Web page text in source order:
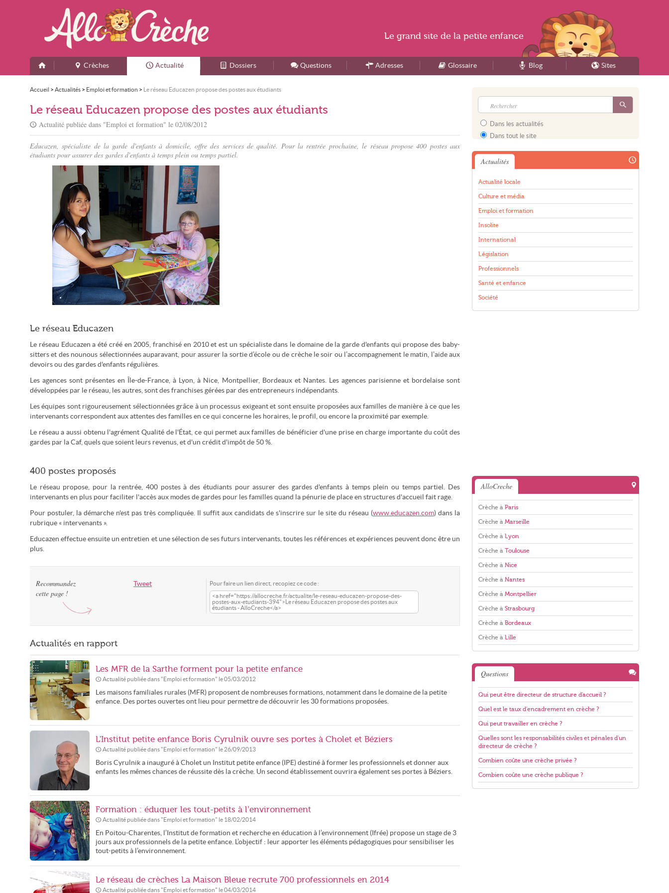
Accueil
Crèches Actualité Dossiers Questions Adresses Glossaire Blog Sites
Accueil > Actualités > Emploi et formation > Le réseau Educazen propose des postes aux étudiants
Le réseau Educazen propose des postes aux étudiants
Actualité publiée dans "Emploi et formation" le 02/08/2012
Educazen, spécialiste de la garde d'enfants à domicile, offre des services de qualité. Pour la rentrée prochaine, le réseau propose 400 postes aux
étudiants pour assurer des gardes d'enfants à temps plein ou temps partiel.
que gardes d'enfants (Ray Metzen/CC-by)
Le réseau Educazen
Le réseau Educazen a été créé en 2005, franchisé en 2010 et est un spécialiste dans le domaine de la garde d'enfants qui propose des baby-
sitters et des nounous sélectionnées auparavant, pour assurer la sortie d’école ou de crèche le soir ou l’accompagnement le matin, l’aide aux
devoirs ou des gardes d'enfants régulières.
Les agences sont présentes en Île-de-France, à Lyon, à Nice, Montpellier, Bordeaux et Nantes. Les agences parisienne et bordelaise sont
développées par le réseau, les autres, sont des franchises gérées par des entrepreneurs indépendants.
Les équipes sont rigoureusement sélectionnées grâce à un processus exigeant et sont ensuite proposées aux familles de manière à ce que les
intervenants correspondent aux attentes des familles en ce qui concerne les horaires, le profil, ou encore la proximité par exemple.
Le réseau a aussi obtenu l'agrément Qualité de l'État, ce qui permet aux familles de bénéficier d'une prise en charge importante du coût des
gardes par la Caf, quels que soient leurs revenus, et d'un crédit d'impôt de 50 %.
400 postes proposés
Le réseau propose, pour la rentrée, 400 postes à des étudiants pour assurer des gardes d'enfants à temps plein ou temps partiel. Des
intervenants en plus pour faciliter l'accès aux modes de gardes pour les familles quand la pénurie de place en structures d'accueil fait rage.
Pour postuler, la démarche n'est pas très compliquée. Il suffit aux candidats de s'inscrire sur le site du réseau (www.educazen.com) dans la
rubrique « intervenants ».
Educazen effectue ensuite un entretien et une sélection de ses futurs intervenants, toutes les références et expériences peuvent donc être un
plus.
Tweet
Recommandez
cette page !
Pour faire un lien direct, recopiez ce code :
<a href="https://allocreche.fr/actualite/le-reseau-educazen-propose-des-
postes-aux-etudiants-394">Le réseau Educazen propose des postes aux
étudiants - AlloCreche</a>
Actualités en rapport
Les MFR de la Sarthe forment pour la petite enfance
Actualité publiée dans "Emploi et formation" le05/03/2012
Les maisons familiales rurales (MFR) proposent de nombreuses formations, notamment dans le domaine de la petite
enfance. Des portes ouvertes ont lieu pour permettre de découvrir les 30 formations proposées.
L'Institut petite enfance Boris Cyrulnik ouvre ses portes à Cholet et Béziers
Actualité publiée dans "Emploi et formation" le 26/09/2013
Boris Cyrulnik a inauguré à Cholet un Institut petite enfance (IPE) destiné à former les professionnels et donner aux
enfants les mêmes chances de réussite dès la crèche. Un second établissement ouvrira également ses portes à Béziers.
Formation : éduquer les tout-petits à l’environnement
Actualité publiée dans "Emploi et formation" le 18/02/2014
En Poitou-Charentes, l’Institut de formation et recherche en éducation à l’environnement (Ifrée) propose un stage de 3
jours aux professionnels de la petite enfance. L’objectif : leur apporter les éléments pédagogiques pour sensibiliser les
tout-petits à l’environnement.
Le réseau de crèches La Maison Bleue recrute 700 professionnels en 2014
Actualité publiée dans "Emploi et formation" le04/03/2014
Dans les actualités
Dans tout le site
Actualités
Actualité locale
Culture et média
Emploi et formation
Insolite
International
Législation
Professionnels
Santé et enfance
Société
AlloCreche
Crèche à Paris
Crèche à Marseille
Crèche à Lyon
Crèche à Toulouse
Crèche à Nice
Crèche à Nantes
Crèche à Montpellier
Crèche à Strasbourg
Crèche à Bordeaux
Crèche à Lille
Questions
Qui peut être directeur de structure d'accueil ?
Quel est le taux d'encadrement en crèche ?
Qui peut travailler en crèche ?
Quelles sont les responsabilités civiles et pénales d'un
directeur de crèche ?
Combien coûte une crèche privée ?
Combien coûte une crèche publique ?
Le grand site de la petite enfance